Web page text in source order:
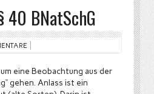
40 BNatSchG
eine Beobachtung aus der
gehen. Anlass ist ein